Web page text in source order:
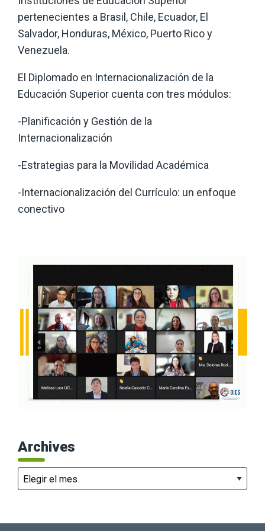
pertenecientes a Brasil, Chile, Ecuador, El
Salvador, Honduras, México, Puerto Rico y
Venezuela.
El Diplomado en Internacionalización de la
Educación Superior cuenta con tres módulos:
-Planificación y Gestión de la
Internacionalización
-Estrategias para la Movilidad Académica
-Internacionalización del Currículo: un enfoque
conectivo
Archives
Archives